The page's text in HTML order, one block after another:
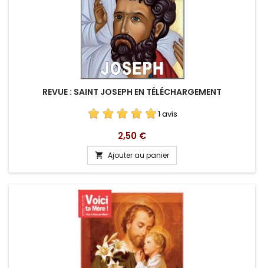
REVUE : SAINT JOSEPH EN TÉLÉCHARGEMENT
1 avis
Prix
2,50 €
 Ajouter au panier